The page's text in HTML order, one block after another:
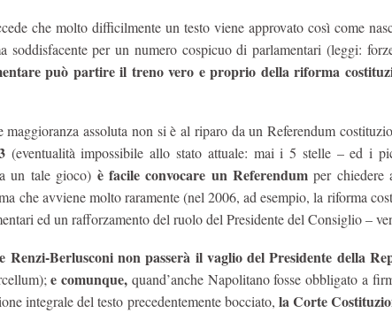
che molto difficilmente un testo viene approvato così come
soddisfacente per un numero cospicuo di parlamentari (leggi:
può partire il treno vero e proprio della riforma
assoluta non si è al riparo da un Referendum
(eventualità impossibile allo stato attuale: mai i 5 stelle – ed i
un tale gioco) è facile convocare un Referendum per chiedere
che avviene molto raramente (nel 2006, ad esempio, la riforma
ed un rafforzamento del ruolo del Presidente del Consiglio –
Renzi-Berlusconi non passerà il vaglio del Presidente della
e comunque, quand’anche Napolitano fosse obbligato a
integrale del testo precedentemente bocciato, la Corte